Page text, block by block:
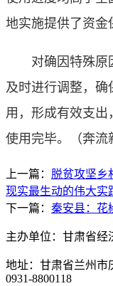
地实施提供了资金
对确因特殊原因
及时进行调整，
用，形成有效支出
使用完毕。
（奔
上一篇： 脱贫攻坚乡
现实最生动的伟大实
下一篇： 秦安县：花
主办单位：甘肃省经
地址：甘肃省兰州市
0931-8800118